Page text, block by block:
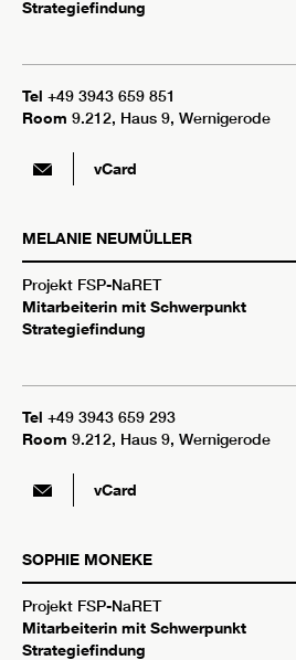
Strategiefindung
Tel +49 3943 659 851
Room 9.212, Haus 9, Wernigerode
vCard
MELANIE NEUMÜLLER
Projekt FSP-NaRET
Mitarbeiterin mit Schwerpunkt
Strategiefindung
Tel +49 3943 659 293
Room 9.212, Haus 9, Wernigerode
vCard
SOPHIE MONEKE
Projekt FSP-NaRET
Mitarbeiterin mit Schwerpunkt
Strategiefindung